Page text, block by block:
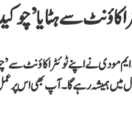
سے ہٹایا
مودی نے اپنے ٹوئٹر اکاؤنٹ سے
ہمیشہ رہے گا۔ آپ بھی اس پر